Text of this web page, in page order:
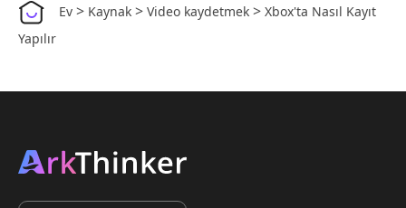
Ev > Kaynak > Video kaydetmek > Xbox'ta Nasıl Kayıt
Yapılır